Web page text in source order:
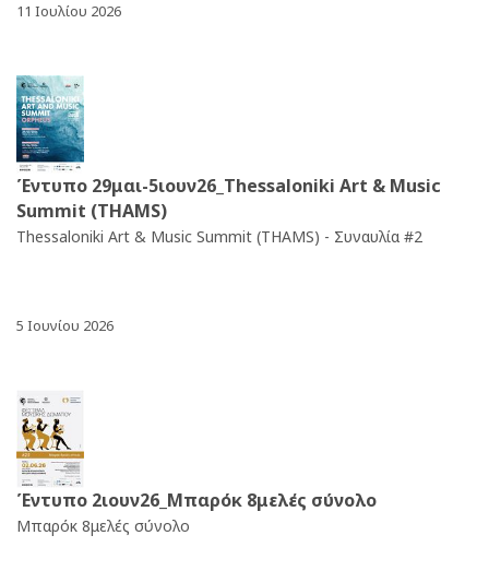
11 Ιουλίου 2026
Έντυπο 29μαι-5ιουν26_Thessaloniki Art & Music
Summit (THAMS)
Thessaloniki Art & Music Summit (THAMS) - Συναυλία #2
5 Ιουνίου 2026
Έντυπο 2ιουν26_Μπαρόκ 8μελές σύνολο
Μπαρόκ 8μελές σύνολο